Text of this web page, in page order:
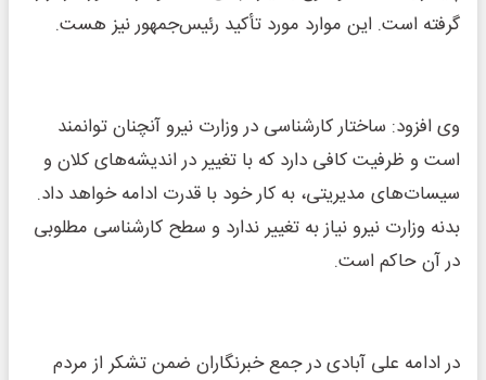
گرفته است. این موارد مورد تأکید رئیس‌جمهور نیز هست.
وی افزود: ساختار کارشناسی در وزارت نیرو آنچنان توانمند
است و ظرفیت کافی دارد که با تغییر در اندیشه‌های کلان و
سیسات‌های مدیریتی، به کار خود با قدرت ادامه خواهد داد.
بدنه وزارت نیرو نیاز به تغییر ندارد و سطح کارشناسی مطلوبی
در آن حاکم است.
در ادامه علی آبادی در جمع خبرنگاران ضمن تشکر از مردم